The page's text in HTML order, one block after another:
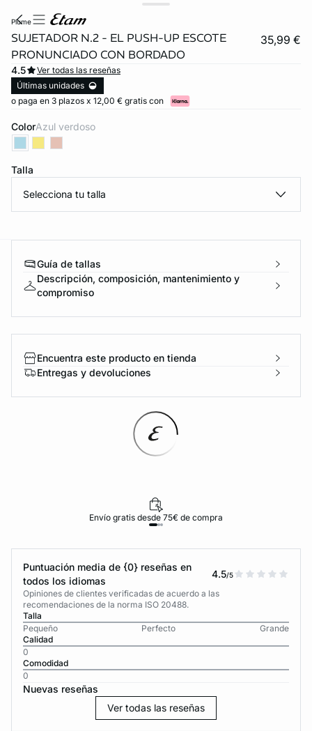
plume
SUJETADOR N.2 - EL PUSH-UP ESCOTE
PRONUNCIADO CON BORDADO
35,99 €
4.5
Ver todas las reseñas
Últimas unidades
o paga en 3 plazos x 12,00 € gratis con
Color azul verdoso
Talla
Selecciona tu talla
Guía de tallas
Descripción, composición, mantenimiento y
compromiso
Encuentra este producto en tienda
Entregas y devoluciones
Envío gratis desde 75€ de compra
Puntuación media de {0} reseñas en
todos los idiomas
4.5/5
Opiniones de clientes verificadas de acuerdo a las
recomendaciones de la norma ISO 20488.
Talla
Pequeño
Perfecto
Grande
Calidad
0
Comodidad
0
Nuevas reseñas
Ver todas las reseñas